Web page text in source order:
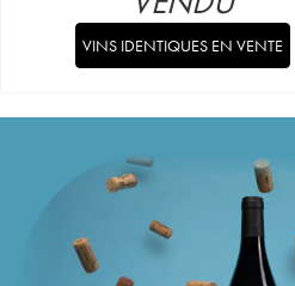
VINS IDENTIQUES EN VENTE